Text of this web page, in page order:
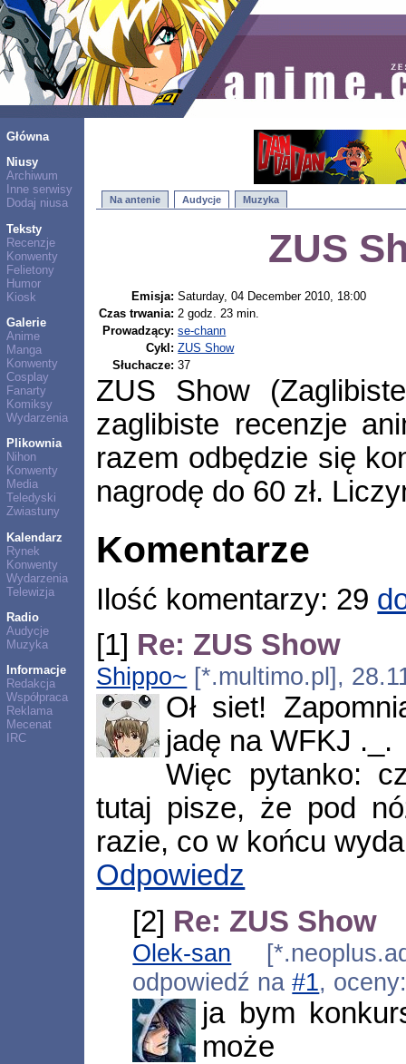
Główna
Niusy
Archiwum
Inne serwisy
Dodaj niusa
Teksty
Recenzje
Konwenty
Felietony
Humor
Kiosk
Galerie
Anime
Manga
Konwenty
Cosplay
Fanarty
Komiksy
Wydarzenia
Plikownia
Nihon
Konwenty
Media
Teledyski
Zwiastuny
Kalendarz
Rynek
Konwenty
Wydarzenia
Telewizja
Radio
Audycje
Muzyka
Informacje
Redakcja
Współpraca
Reklama
Mecenat
IRC
Na antenie Audycje Muzyka
ZUS
Emisja: Saturday, 04 December 2010, 18:00
Czas trwania: 2 godz. 23 min.
Prowadzący: se-chann
Cykl: ZUS Show
Słuchacze: 37
ZUS Show
zaglibiste recenzje
razem odbędzie się
nagrodę do 60 zł.
Komentarze
Ilość komentarzy: 29
[1] Re: ZUS Show
Shippo~ [*.multimo.pl],
Oł siet!
jadę na WFKJ ._.
Więc pytanko:
tutaj pisze, że pod
razie, co w końcu
Odpowiedz
[2] Re: ZUS Show
Olek-san
odpowiedź na#1,
ja bym
może